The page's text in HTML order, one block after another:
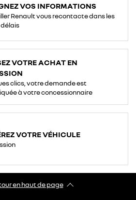
VOS INFORMATIONS
Renault vous recontacte dans les
VOTRE ACHAT EN
clics, votre demande est
à votre concessionnaire
VOTRE VÉHICULE
en haut de page​